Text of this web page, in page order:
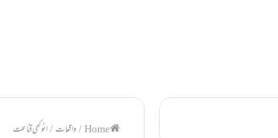
/واقعات/انوکھی قناعت